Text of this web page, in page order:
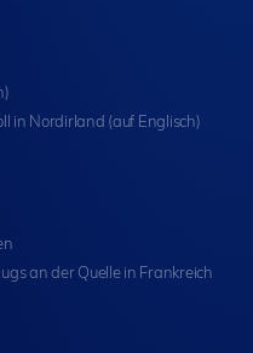
in Nordirland (auf Englisch)
an der Quelle in Frankreich